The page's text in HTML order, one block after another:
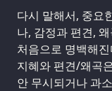
다시 말해서, 중요
나, 감정과 편견,
처음으로 명백해
지혜와 편견/왜곡
안 무시되거나 과